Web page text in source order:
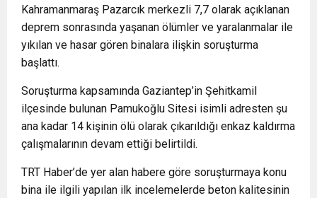
Kahramanmaraş Pazarcık merkezli 7,7 olarak açıklanan
deprem sonrasında yaşanan ölümler ve yaralanmalar ile
yıkılan ve hasar gören binalara ilişkin soruşturma
başlattı.
Soruşturma kapsamında Gaziantep’in Şehitkamil
ilçesinde bulunan Pamukoğlu Sitesi isimli adresten şu
ana kadar 14 kişinin ölü olarak çıkarıldığı enkaz kaldırma
çalışmalarının devam ettiği belirtildi.
TRT Haber’de yer alan habere göre soruşturmaya konu
bina ile ilgili yapılan ilk incelemelerde beton kalitesinin